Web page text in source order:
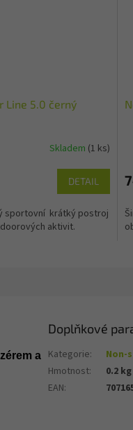
Line 5.0 černý
Skladem (1 ks)
DETAIL
sportovní krátký postroj
aktivit.
a
Doplňkové
Kategorie:
Non-
Hmotnost:
0.2 kg
EAN: